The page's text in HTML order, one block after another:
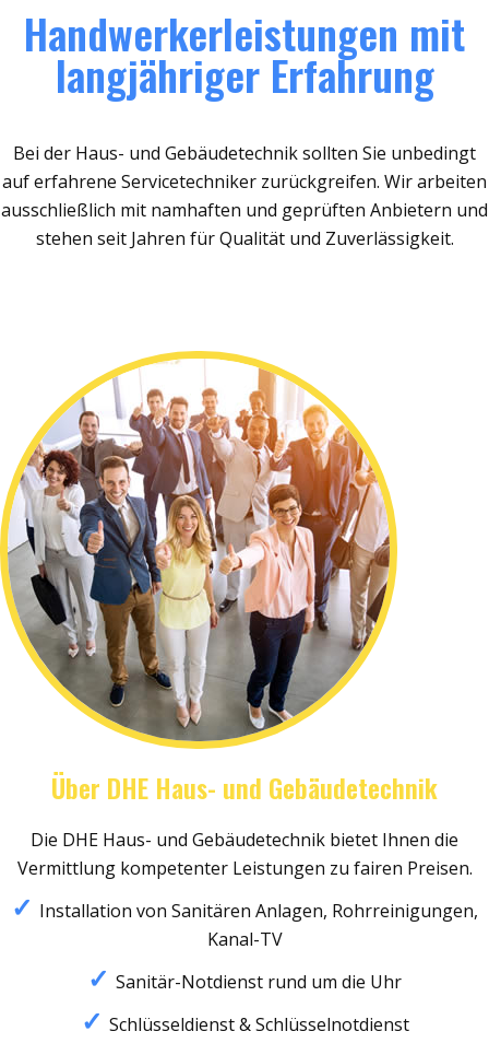
Handwerkerleistungen mit
langjähriger Erfahrung
Bei der Haus- und Gebäudetechnik sollten Sie unbedingt
auf erfahrene Servicetechniker zurückgreifen. Wir arbeiten
ausschließlich mit namhaften und geprüften Anbietern und
stehen seit Jahren für Qualität und Zuverlässigkeit.
Über DHE Haus- und Gebäudetechnik
Die DHE Haus- und Gebäudetechnik bietet Ihnen die
Vermittlung kompetenter Leistungen zu fairen Preisen.
Installation von Sanitären Anlagen, Rohrreinigungen,
Kanal-TV
Sanitär-Notdienst rund um die Uhr
Schlüsseldienst & Schlüsselnotdienst